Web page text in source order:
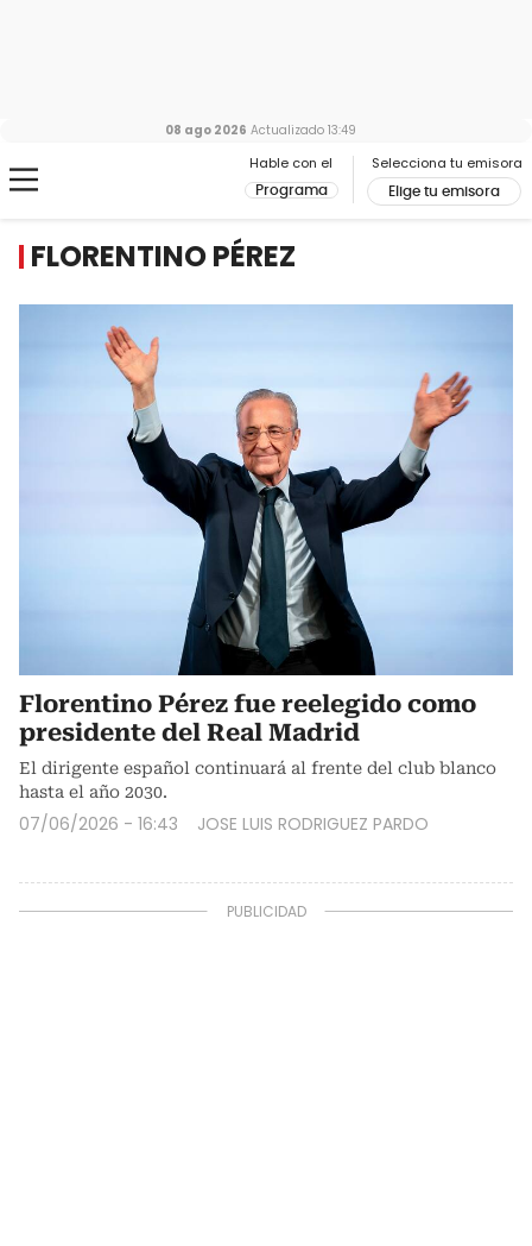
Hable con el
Programa
Selecciona tu emisora
Elige tu emisora
08 ago 2026 Actualizado 13:49
FLORENTINO PÉREZ
Florentino Pérez fue reelegido como
presidente del Real Madrid
El dirigente español continuará al frente del club blanco
hasta el año 2030.
07/06/2026 - 16:43 JOSE LUIS RODRIGUEZ PARDO